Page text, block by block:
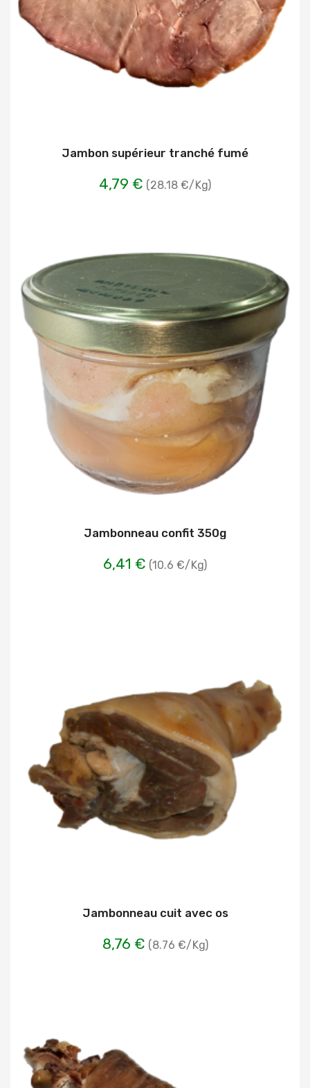
Jambon supérieur tranché fumé
4,79 € (28.18 €/Kg)
Jambonneau confit 350g
6,41 € (10.6 €/Kg)
Jambonneau cuit avec os
8,76 € (8.76 €/Kg)